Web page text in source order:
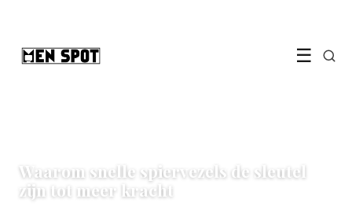
☰
Waarom snelle spiervezels de sleutel
zijn tot meer kracht